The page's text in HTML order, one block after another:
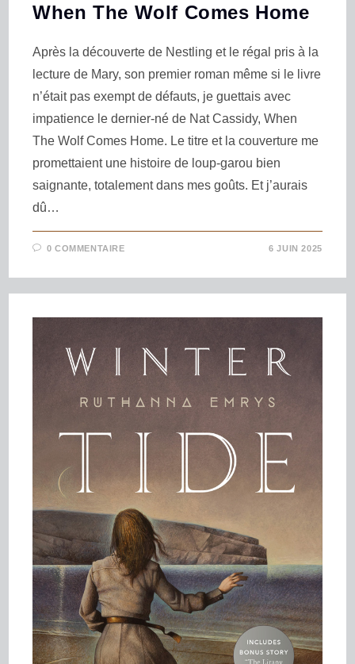
When The Wolf Comes Home
Après la découverte de Nestling et le régal pris à la
lecture de Mary, son premier roman même si le livre
n’était pas exempt de défauts, je guettais avec
impatience le dernier-né de Nat Cassidy, When
The Wolf Comes Home. Le titre et la couverture me
promettaient une histoire de loup-garou bien
saignante, totalement dans mes goûts. Et j’aurais
dû…
0 COMMENTAIRE 6 JUIN 2025